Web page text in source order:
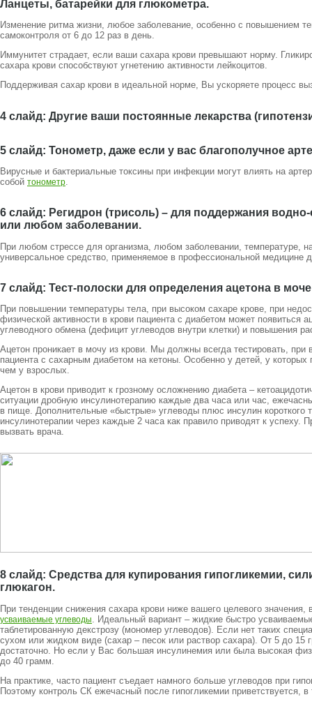
Ланцеты, батарейки для глюкометра.
Изменение ритма жизни, любое заболевание, особенно с повышением
самоконтроля от 6 до 12 раз в день.
Иммунитет страдает, если ваши сахара крови превышают норму.
сахара крови способствуют угнетению активности лейкоцитов.
Поддерживая сахар крови в идеальной норме, Вы ускоряете процесс
4 слайд: Другие ваши постоянные лекарства
5 слайд: Тонометр, даже если у вас благополучное
Вирусные и бактериальные токсины при инфекции могут влиять на
собой тонометр.
6 слайд: Регидрон (трисоль) – для поддержания
или любом заболевании.
При любом стрессе для организма, любом заболевании, температуре,
универсальное средство, применяемое в профессиональной медицине
7 слайд: Тест-полоски для определения ацетона в
При повышении температуры тела, при высоком сахаре крове, при
физической активности в крови пациента с диабетом может появиться
углеводного обмена (дефицит углеводов внутри клетки) и повышения
Ацетон проникает в мочу из крови. Мы должны всегда тестировать,
пациента с сахарным диабетом на кетоны. Особенно у детей, у
чем у взрослых.
Ацетон в крови приводит к грозному осложнению диабета –
ситуации дробную инсулинотерапию каждые два часа или час,
в пище. Дополнительные «быстрые» углеводы плюс инсулин короткого
инсулинотерапии через каждые 2 часа как правило приводят к успеху.
вызвать врача.
8 слайд: Средства для купирования гипогликемии,
глюкагон.
При тенденции снижения сахара крови ниже вашего целевого
усваиваемые углеводы
. Идеальный вариант – жидкие быстро
таблетированную декстрозу (мономер углеводов). Если нет таких
сухом или жидком виде (сахар – песок или раствор сахара). От 5 до 15
достаточно. Но если у Вас большая инсулинемия или была высокая
до 40 грамм.
На практике, часто пациент съедает намного больше углеводов при
Поэтому контроль СК ежечасный после гипогликемии приветствуется,